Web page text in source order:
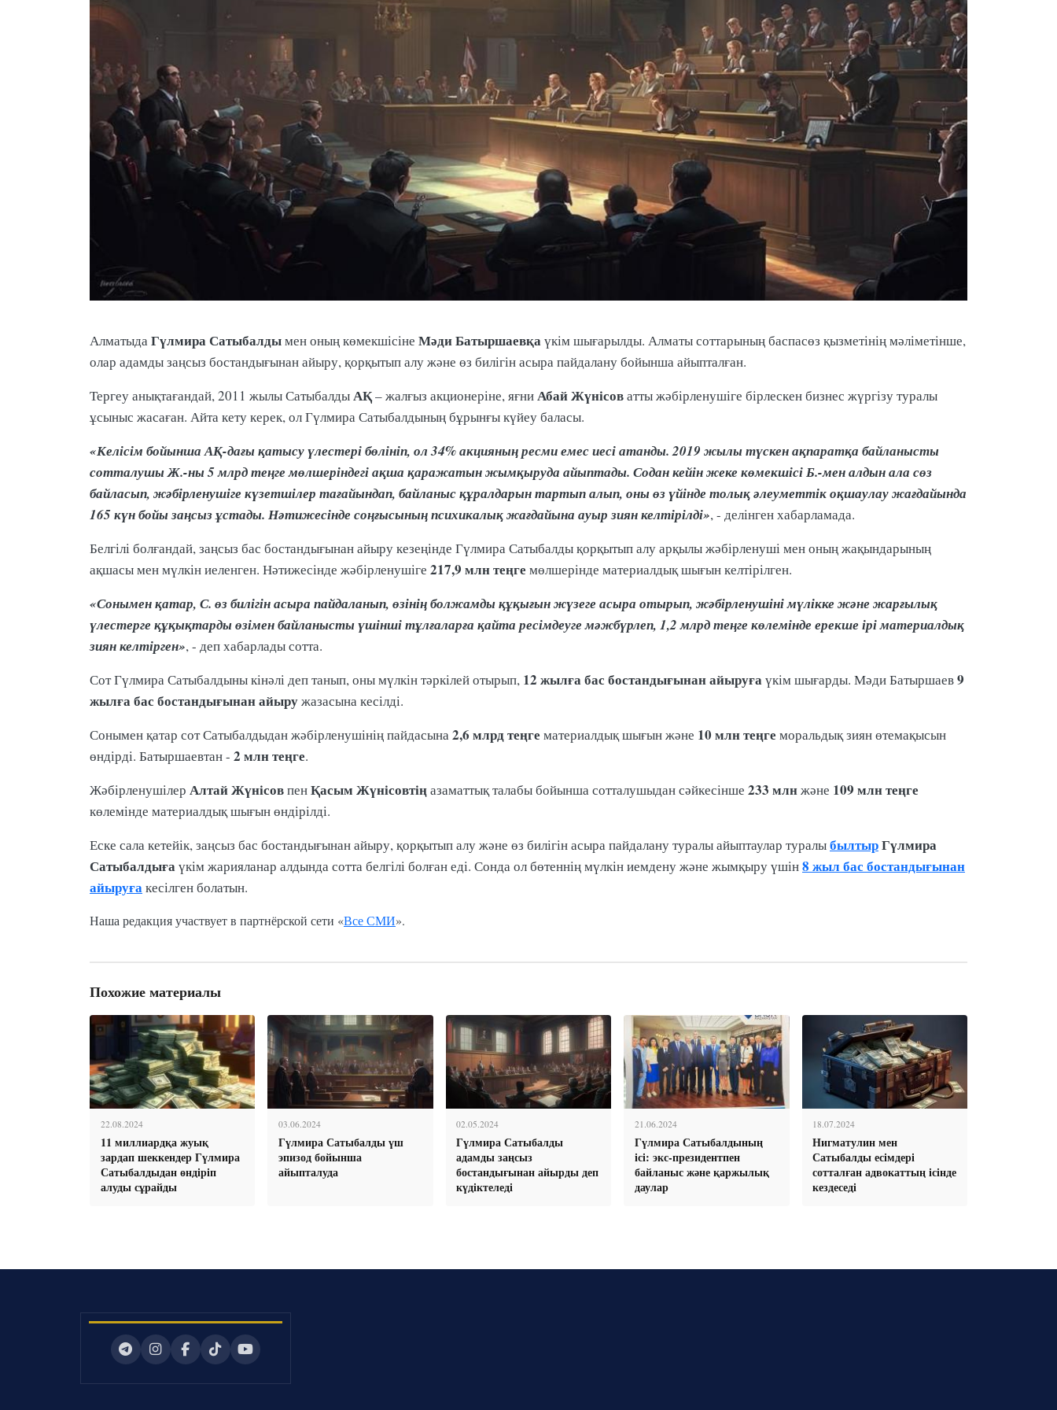
АлматыдаГүлмира Сатыбалдымен оның көмекшісіне Мәди Батыршаевқаүкім шығарылды. Алматы соттарының баспасөз қызметінің мәліметінше,
олар адамды заңсыз бостандығынан айыру, қорқытып алу және өз билігін асыра пайдалану бойынша айыпталған.
Тергеу анықтағандай, 2011 жылы СатыбалдыАҚ– жалғыз акционеріне, яғниАбай Жүнісоватты жәбірленушіге бірлескен бизнес жүргізу туралы
ұсыныс жасаған. Айта кету керек, ол Гүлмира Сатыбалдының бұрынғы күйеу баласы.
«Келісім бойынша АҚ-дағы қатысу үлестері бөлініп, ол 34% акцияның ресми емес иесі атанды. 2019 жылы түскен ақпаратқа байланысты
сотталушы Ж.-ны 5 млрд теңге мөлшеріндегі ақша қаражатын жымқыруда айыптады. Содан кейін жеке көмекшісі Б.-мен алдын ала сөз
байласып, жәбірленушіге күзетшілер тағайындап, байланыс құралдарын тартып алып, оны өз үйінде толық әлеуметтік оқшаулау жағдайында
165 күн бойы заңсыз ұстады. Нәтижесінде соңғысының психикалық жағдайына ауыр зиян келтірілді», - делінген хабарламада.
Белгілі болғандай, заңсыз бас бостандығынан айыру кезеңінде Гүлмира Сатыбалды қорқытып алу арқылы жәбірленуші мен оның жақындарының
ақшасы мен мүлкін иеленген. Нәтижесінде жәбірленушіге 217,9 млн теңге мөлшерінде материалдық шығын келтірілген.
«Сонымен қатар, С. өз билігін асыра пайдаланып, өзінің болжамды құқығын жүзеге асыра отырып, жәбірленушіні мүлікке және жарғылық
үлестерге құқықтарды өзімен байланысты үшінші тұлғаларға қайта ресімдеуге мәжбүрлеп, 1,2 млрд теңге көлемінде ерекше ірі материалдық
зиян келтірген», - деп хабарлады сотта.
Сот Гүлмира Сатыбалдыны кінәлі деп танып, оны мүлкін тәркілей отырып, 12 жылға бас бостандығынан айыруғаүкім шығарды. Мәди Батыршаев9
жылға бас бостандығынан айыружазасына кесілді.
Сонымен қатар сот Сатыбалдыдан жәбірленушінің пайдасына2,6 млрд теңге материалдық шығын және 10 млн теңге моральдық зиян өтемақысын
өндірді. Батыршаевтан - 2 млн теңге.
Жәбірленушілер Алтай ЖүнісовпенҚасым Жүнісовтіңазаматтық талабы бойынша сотталушыдан сәйкесінше 233 млнжәне 109 млн теңге
көлемінде материалдық шығын өндірілді.
Еске сала кетейік, заңсыз бас бостандығынан айыру, қорқытып алу және өз билігін асыра пайдалану туралы айыптаулар туралыбылтырГүлмира
Сатыбалдығаүкім жарияланар алдында сотта белгілі болған еді. Сонда ол бөтеннің мүлкін иемдену және жымқыру үшін8 жыл бас бостандығынан
айыруғакесілген болатын.
Наша редакция участвует в партнёрской сети «Все СМИ».
Похожие материалы
22.08.2024
11 миллиардқа жуық
зардап шеккендер Гүлмира
Сатыбалдыдан өндіріп
алуды сұрайды
03.06.2024
Гүлмира Сатыбалды үш
эпизод бойынша
айыпталуда
02.05.2024
Гүлмира Сатыбалды
адамды заңсыз
бостандығынан айырды деп
күдіктеледі
21.06.2024
Гүлмира Сатыбалдының
ісі: экс-президентпен
байланыс және қаржылық
даулар
18.07.2024
Нигматулин мен
Сатыбалды есімдері
сотталған адвокаттың ісінде
кездеседі